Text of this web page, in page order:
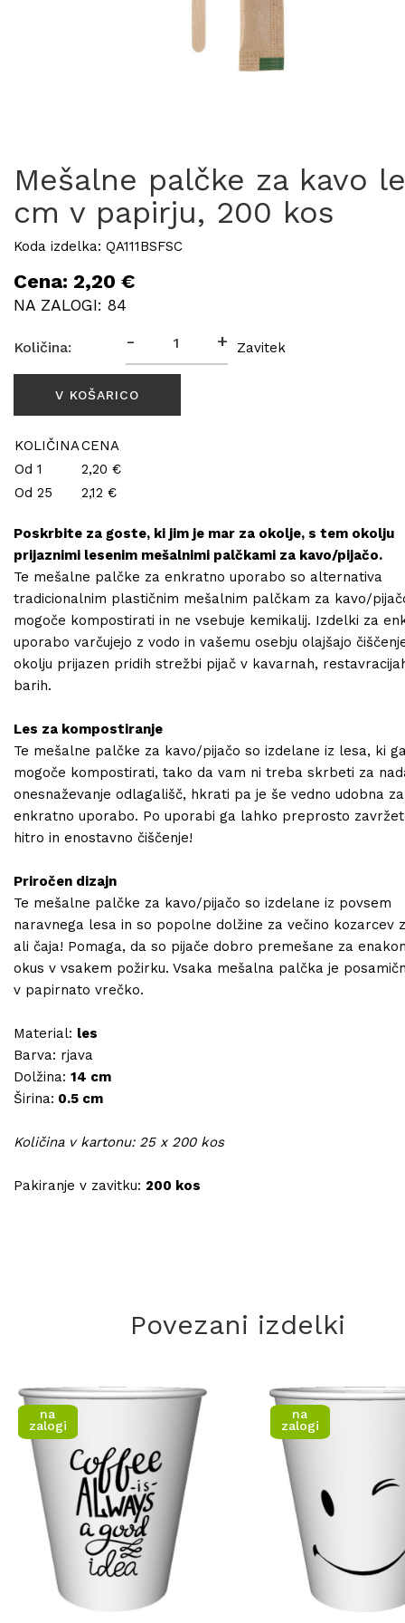
Mešalne palčke za kavo
cm v papirju, 200 kos
Koda izdelka: QA111BSFSC
Cena: 2,20 €
NA ZALOGI: 84
Količina: - + Zavitek
KOLIČINACENA
Od 1
2,20 €
Od 25
2,12 €
Poskrbite za goste, ki jim je mar za okolje, s tem okolju
prijaznimi lesenim mešalnimi palčkami za kavo/pijačo.
Te mešalne palčke za enkratno uporabo so alternativa
tradicionalnim plastičnim mešalnim palčkam za kavo/
mogoče kompostirati in ne vsebuje kemikalij. Izdelki za
uporabo varčujejo z vodo in vašemu osebju olajšajo
okolju prijazen pridih strežbi pijač v kavarnah,
barih.
Les za kompostiranje
Te mešalne palčke za kavo/pijačo so izdelane iz lesa, ki
mogoče kompostirati, tako da vam ni treba skrbeti za
onesnaževanje odlagališč, hkrati pa je še vedno udobna za
enkratno uporabo. Po uporabi ga lahko preprosto
hitro in enostavno čiščenje!
Priročen dizajn
Te mešalne palčke za kavo/pijačo so izdelane iz povsem
naravnega lesa in so popolne dolžine za večino kozarcev
ali čaja! Pomaga, da so pijače dobro premešane za
okus v vsakem požirku. Vsaka mešalna palčka je
v papirnato vrečko.
Material: les
Barva: rjava
Dolžina: 14 cm
Širina: 0.5 cm
Količina v kartonu: 25 x 200 kos
Pakiranje v zavitku: 200 kos
Povezani izdelki
na
zalogi
na
zalogi